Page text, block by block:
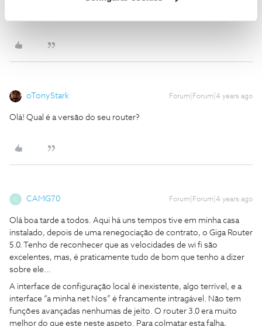
oTonyStark Forum|Forum|4 years ago
Olá! Qual é a versão do seu router?
C CAMG70 Forum|Forum|4 years ago
Olá boa tarde a todos. Aqui há uns tempos tive em minha casa
instalado, depois de uma renegociação de contrato, o Giga Router
5.0. Tenho de reconhecer que as velocidades de wi fi são
excelentes, mas, é praticamente tudo de bom que tenho a dizer
sobre ele…
A interface de configuração local é inexistente, algo terrível, e a
interface “a minha net Nos” é francamente intragável. Não tem
funções avançadas nenhumas de jeito. O router 3.0 era muito
melhor do que este neste aspeto. Para colmatar esta falha,